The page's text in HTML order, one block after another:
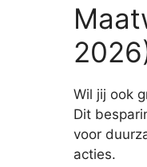
Wil jij ook
Dit
voor
acties.